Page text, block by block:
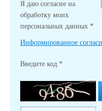
Я даю согласие на
обработку моих
персональных данных *
Информированное
Введите код *